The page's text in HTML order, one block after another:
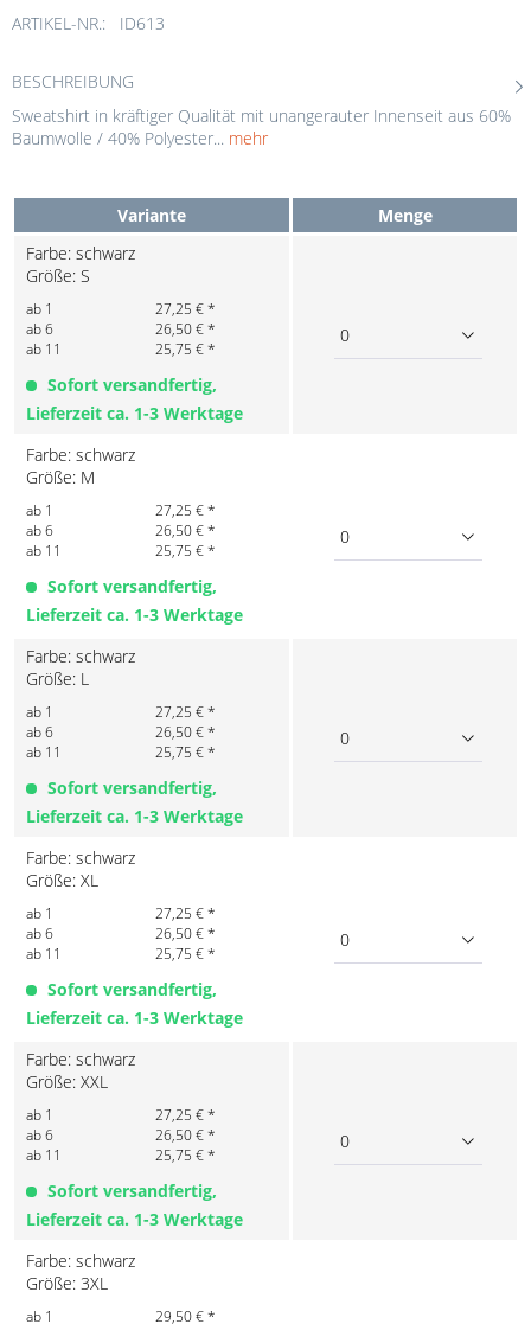
ARTIKEL-NR.: ID613
BESCHREIBUNG
Sweatshirt in kräftiger Qualität mit unangerauter Innenseit aus 60%
Baumwolle / 40% Polyester... mehr
Variante
Menge
Farbe: schwarz
Größe: S
ab 1
27,25 € *
ab 6
26,50 € *
ab 11
25,75 € *
Sofort versandfertig,
Lieferzeit ca. 1-3 Werktage
0
Farbe: schwarz
Größe: M
ab 1
27,25 € *
ab 6
26,50 € *
ab 11
25,75 € *
Sofort versandfertig,
Lieferzeit ca. 1-3 Werktage
0
Farbe: schwarz
Größe: L
ab 1
27,25 € *
ab 6
26,50 € *
ab 11
25,75 € *
Sofort versandfertig,
Lieferzeit ca. 1-3 Werktage
0
Farbe: schwarz
Größe: XL
ab 1
27,25 € *
ab 6
26,50 € *
ab 11
25,75 € *
Sofort versandfertig,
Lieferzeit ca. 1-3 Werktage
0
Farbe: schwarz
Größe: XXL
ab 1
27,25 € *
ab 6
26,50 € *
ab 11
25,75 € *
Sofort versandfertig,
Lieferzeit ca. 1-3 Werktage
0
Farbe: schwarz
Größe: 3XL
ab 1 29,50 € *